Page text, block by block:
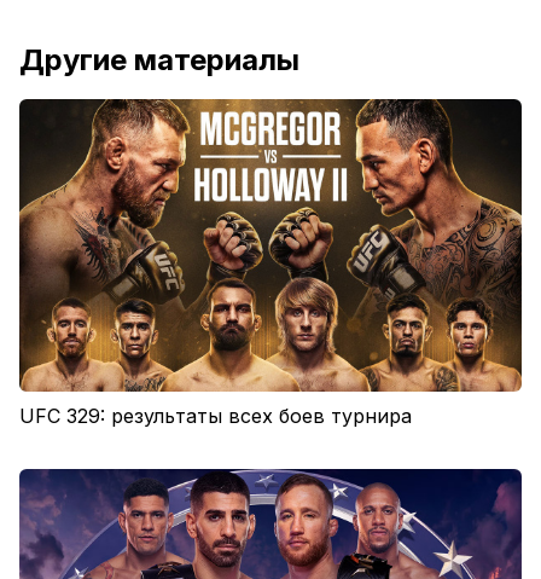
Другие материалы
UFC 329: результаты всех боев турнира